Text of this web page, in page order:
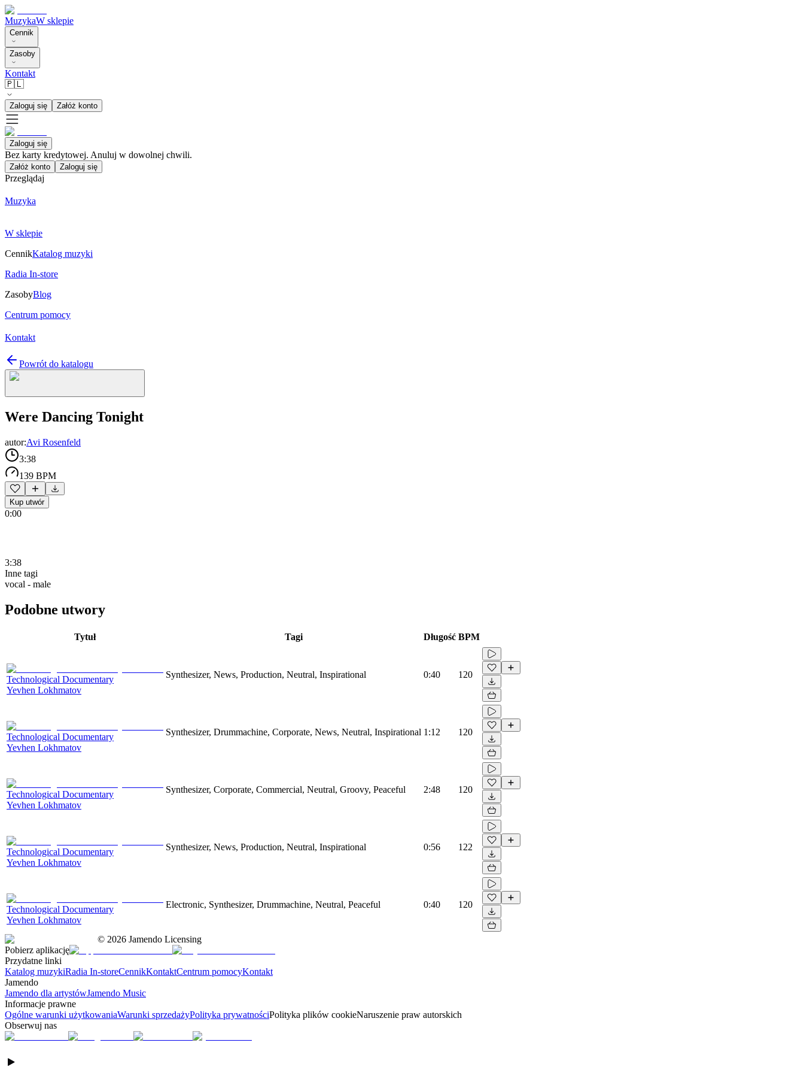
MuzykaW sklepie
Cennik
Zasoby
Kontakt
🇵🇱
Zaloguj się Załóż konto
Zaloguj się
Bez karty kredytowej. Anuluj w dowolnej chwili.
Załóż konto Zaloguj się
Przeglądaj
Muzyka
W sklepie
CennikKatalog muzyki
Radia In-store
ZasobyBlog
Centrum pomocy
Kontakt
Powrót do katalogu
Were Dancing Tonight
autor:Avi Rosenfeld
3:38
139 BPM
Kup utwór
0:00
3:38
Inne tagi
vocal - male
Podobne utwory
Tytuł Tagi Długość BPM
Technological Documentary
Yevhen Lokhmatov
Synthesizer, News, Production, Neutral, Inspirational 0:40 120
Technological Documentary
Yevhen Lokhmatov
Synthesizer, Drummachine, Corporate, News, Neutral, Inspirational 1:12 120
Technological Documentary
Yevhen Lokhmatov
Synthesizer, Corporate, Commercial, Neutral, Groovy, Peaceful 2:48 120
Technological Documentary
Yevhen Lokhmatov
Synthesizer, News, Production, Neutral, Inspirational 0:56 122
Technological Documentary
Yevhen Lokhmatov
Electronic, Synthesizer, Drummachine, Neutral, Peaceful 0:40 120
© 2026 Jamendo Licensing
Pobierz aplikację
Przydatne linki
Katalog muzykiRadia In-storeCennikKontaktCentrum pomocyKontakt
Jamendo
Jamendo dla artystówJamendo Music
Informacje prawne
Ogólne warunki użytkowaniaWarunki sprzedażyPolityka prywatnościPolityka plików cookieNaruszenie praw autorskich
Obserwuj nas